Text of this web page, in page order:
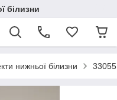
білизни
нижньої білизни 33055